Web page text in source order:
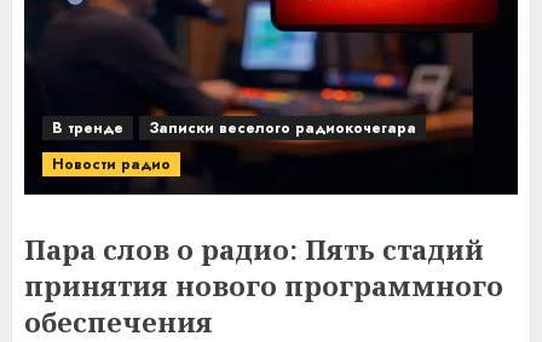
В тренде
Записки веселого радиокочегара
Новости радио
Пара слов о радио: Пять стадий
принятия нового программного
обеспечения